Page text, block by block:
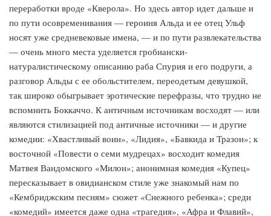
переработки вроде «Кверола». Но здесь автор идет дальше и
по пути осовременивания — героиня Альда и ее отец Ульф
носят уже средневековые имена, — и по пути развлекательства
— очень много места уделяется гробиански-
натуралистическому описанию раба Спурия и его подруги, а
разговор Альды с ее обольстителем, переодетым девушкой,
так широко обыгрывает эротические перефразы, что трудно не
вспомнить Боккаччо. К античным источникам восходят — или
являются стилизацией под античные источники — и другие
комедии: «Хвастливый воин», «Лидия», «Бавкида и Тразон»; к
восточной «Повести о семи мудрецах» восходит комедия
Матвея Вандомского «Милон»; анонимная комедия «Купец»
пересказывает в овидианском стиле уже знакомый нам по
«Кембриджским песням» сюжет «Снежного ребенка»; среди
«комедий» имеется даже одна «трагедия», «Афра и Флавий»,